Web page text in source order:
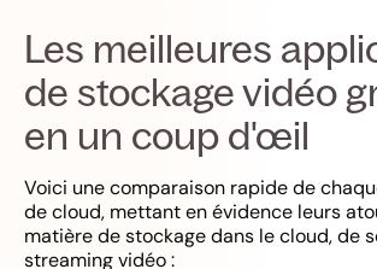
Les meilleures
de stockage vidéo
en un coup d'œil
Voici une comparaison rapide de
de cloud, mettant en évidence leurs
matière de stockage dans le cloud, de
streaming vidéo :